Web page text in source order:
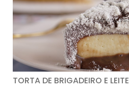
TORTA DE BRIGADEIRO E